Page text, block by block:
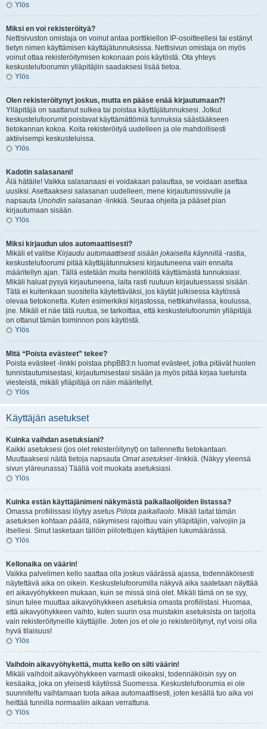
Ylös
Miksi en voi rekisteröityä?
Nettisivuston omistaja on voinut antaa porttikiellon IP-osoitteellesi tai estänyt
tietyn nimen käyttämisen käyttäjätunnuksissa. Nettisivun omistaja on myös
voinut ottaa rekisteröitymisen kokonaan pois käytöstä. Ota yhteys
keskustelufoorumin ylläpitäjiin saadaksesi lisää tietoa.
Ylös
Olen rekisteröitynyt joskus, mutta en pääse enää kirjautumaan?!
Ylläpitäjä on saattanut sulkea tai poistaa käyttäjätunnuksesi. Jotkut
keskustelufoorumit poistavat käyttämättömiä tunnuksia säästääkseen
tietokannan kokoa. Koita rekisteröityä uudelleen ja ole mahdollisesti
aktiivisempi keskusteluissa.
Ylös
Kadotin salasanani!
Älä hätäile! Vaikka salasanaasi ei voidakaan palauttaa, se voidaan asettaa
uusiksi. Asettaaksesi salasanan uudelleen, mene kirjautumissivulle ja
napsauta Unohdin salasanan -linkkiä. Seuraa ohjeita ja pääset pian
kirjautumaan sisään.
Ylös
Miksi kirjaudun ulos automaattisesti?
Mikäli et valitse Kirjaudu automaattisesti sisään jokaisella käynnillä -rastia,
keskustelufoorumi pitää käyttäjätunnuksesi kirjautuneena vain ennalta
määritellyn ajan. Tällä estetään muita henkilöitä käyttämästä tunnuksiasi.
Mikäli haluat pysyä kirjautuneena, laita rasti ruutuun kirjautuessassi sisään.
Tätä ei kuitenkaan suositella käytettäväksi, jos käytät julkisessa käytössä
olevaa tietokonetta. Kuten esimerkiksi kirjastossa, nettikahvilassa, koulussa,
jne. Mikäli et näe tätä ruutua, se tarkoittaa, että keskustelufoorumin ylläpitäjä
on ottanut tämän toiminnon pois käytöstä.
Ylös
Mitä “Poista evästeet” tekee?
Poista evästeet -linkki poistaa phpBB3:n luomat evästeet, jotka pitävät huolen
tunnistautumisestasi, kirjautumisestasi sisään ja myös pitää kirjaa luetuista
viesteistä, mikäli ylläpitäjä on näin määritellyt.
Ylös
Käyttäjän asetukset
Kuinka vaihdan asetuksiani?
Kaikki asetuksesi (jos olet rekisteröitynyt) on tallennettu tietokantaan.
Muuttaaksesi näitä tietoja napsauta Omat asetukset-linkkiä. (Näkyy yleensä
sivun yläreunassa) Täällä voit muokata asetuksiasi.
Ylös
Kuinka estän käyttäjänimeni näkymästä paikallaolijoiden listassa?
Omassa profiilissasi löytyy asetus Piilota paikallaolo. Mikäli laitat tämän
asetuksen kohtaan päällä, näkymisesi rajoittuu vain ylläpitäjiin, valvojiin ja
itsellesi. Sinut lasketaan tällöin piilotettujen käyttäjien lukumäärässä.
Ylös
Kellonaika on väärin!
Vaikka palvelimen kello saattaa olla joskus väärässä ajassa, todennäköisesti
näytettävä aika on oikein. Keskustelufoorumilla näkyvä aika saatetaan näyttää
eri aikavyöhykkeen mukaan, kuin se missä sinä olet. Mikäli tämä on se syy,
sinun tulee muuttaa aikavyöhykkeen asetuksia omasta profiilistasi. Huomaa,
että aikavyöhykkeen vaihto, kuten suurin osa muistakin asetuksista on tarjolla
vain rekisteröityneille käyttäjille. Joten jos et ole jo rekisteröitynyt, nyt voisi olla
hyvä tilaisuus!
Ylös
Vaihdoin aikavyöhykettä, mutta kello on silti väärin!
Mikäli vaihdoit aikavyöhykkeen varmasti oikeaksi, todennäköisin syy on
kesäaika, joka on yleisesti käytössä Suomessa. Keskustelufoorumia ei ole
suunniteltu vaihtamaan tuota aikaa automaattisesti, joten kesällä tuo aika voi
heittää tunnilla normaaliin aikaan verrattuna.
Ylös